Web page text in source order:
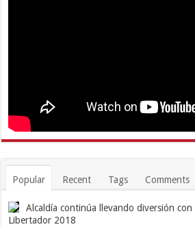
Popular Recent Tags Comments
Alcaldía continúa llevando diversión con
Libertador 2018